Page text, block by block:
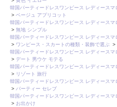
韓国パーティードレスワンピース レディースマ
> ベージュ アプリコット
韓国パーティードレスワンピース レディースマ
> 無地 シンプル
韓国パーティードレスワンピース レディースマ
> ワンピース・スカートの種類・装飾で選ぶ >
韓国パーティードレスワンピース レディースマ
> デート 男ウケ モテる
韓国パーティードレスワンピース レディースマ
> リゾート 旅行
韓国パーティードレスワンピース レディースマ
> パーティー セレブ
韓国パーティードレスワンピース レディースマ
> お出かけ